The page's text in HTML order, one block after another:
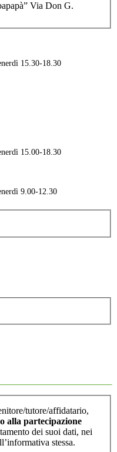
Via Don G.
15.30-18.30
15.00-18.30
9.00-12.30
tutore/affidatario,
alla partecipazione
dei suoi dati, nei
stessa.